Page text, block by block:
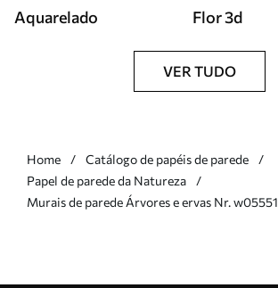
Aquarelado Flor 3d
VER TUDO
Home
Catálogo de papéis de parede
Papel de parede da Natureza
Murais de parede Árvores e ervas Nr. w05551